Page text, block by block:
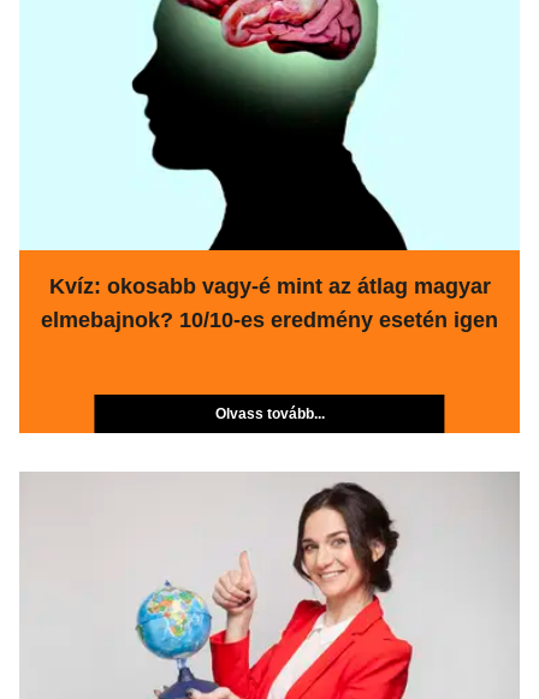
Kvíz: okosabb vagy-é mint az átlag magyar
elmebajnok? 10/10-es eredmény esetén igen
Olvass tovább...